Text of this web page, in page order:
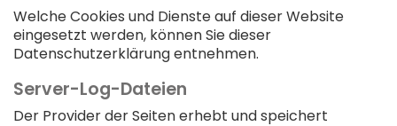
Welche Cookies und Dienste auf dieser Website
eingesetzt werden, können Sie dieser
Datenschutzerklärung entnehmen.
Server-Log-Dateien
Der Provider der Seiten erhebt und speichert